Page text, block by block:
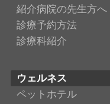
紹介病院の先生方へ
診療予約方法
診療科紹介
ウェルネス
ペットホテル